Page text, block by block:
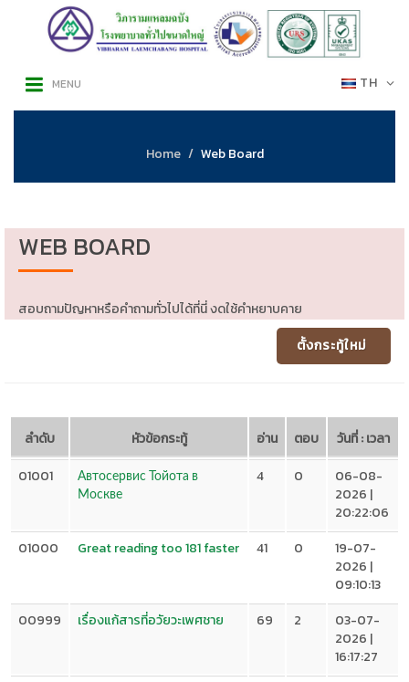
TH
MENU
Home Web Board
WEB BOARD
สอบถามปัญหาหรือคำถามทั่วไปได้ที่นี่ งดใช้คำหยาบคาย
ตั้งกระทู้ใหม่
ลำดับ หัวข้อกระทู้ อ่าน ตอบ
วันที่ : เวลา
01001
Автосервис Тойота в
Москве
4 0
06-08-
2026 |
20:22:06
01000
Great reading too 181 faster 41 0
19-07-
2026 |
09:10:13
00999
เรื่องแก้สารที่อวัยวะเพศชาย 69 2
03-07-
2026 |
16:17:27